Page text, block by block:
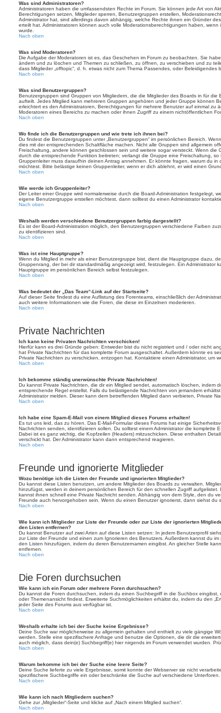
Was sind Administratoren?
Administratoren haben die umfassendsten Rechte im Forum. Sie können jede Art von
Berechtigungen setzen, Mitglieder sperren, Benutzergruppen erstellen,
Administrator hat, sind allerdings davon abhängig, welche Rechte ihnen ein Gründer
erteilt hat. Administratoren können auch volle Moderationsberechtigungen haben,
wurde.
Nach oben
Was sind Moderatoren?
Die Aufgabe der Moderatoren ist es, das Geschehen im Forum zu beobachten. Sie
ändern und zu löschen und Themen zu schließen, zu öffnen, zu verschieben und zu
dass Mitglieder „offtopic“, d. h. etwas nicht zum Thema Passendes, oder Beleidigendes
Nach oben
Was sind Benutzergruppen?
Benutzergruppen sind Gruppen von Mitgliedern, die die Mitglieder des Boards in für die
aufteilt. Jedes Mitglied kann mehreren Gruppen angehören und jeder Gruppe können
erleichtert es den Administratoren, Berechtigungen für mehrere Benutzer auf einmal zu
Moderatoren eines Bereichs zu machen oder ihnen Zugriff zu einem nichtöffentlichen
Nach oben
Wo finde ich die Benutzergruppen und wie trete ich ihnen bei?
Du findest die Benutzergruppen unter „Benutzergruppen“ im persönlichen Bereich.
dies mit der entsprechenden Schaltfläche machen. Nicht alle Gruppen sind allgemein
Freischaltung, andere können geschlossen sein und weitere sogar versteckt. Wenn die
durch die entsprechende Funktion beitreten; verlangt die Gruppe eine Freischaltung,
Gruppenleiter muss daraufhin deinen Antrag annehmen. Er könnte fragen, warum du in
möchtest. Bitte belästige keinen Gruppenleiter, wenn er dich ablehnt, er wird einen
Nach oben
Wie werde ich Gruppenleiter?
Der Leiter einer Gruppe wird normalerweise durch die Board-Administration festgelegt,
eigene Benutzergruppe erstellen möchtest, dann solltest du einen Administrator
Nach oben
Weshalb werden verschiedene Benutzergruppen farbig dargestellt?
Es ist der Board-Administration möglich, den Benutzergruppen verschiedene Farben
zu identifizieren sind.
Nach oben
Was ist eine Hauptgruppe?
Wenn du Mitglied in mehr als einer Benutzergruppe bist, dient die Hauptgruppe dazu,
Gruppenrang, der bei dir standardmäßig angezeigt wird, festzulegen. Ein Administrator
Hauptgruppe im persönlichen Bereich selbst festzulegen.
Nach oben
Was bedeutet der „Das Team“-Link auf der Startseite?
Auf dieser Seite findest du eine Auflistung des Forenteams, einschließlich der
auch weitere Informationen wie die Foren, die diese im Einzelnen moderieren.
Nach oben
Private Nachrichten
Ich kann keine Privaten Nachrichten verschicken!
Hierfür kann es drei Gründe geben: Entweder bist du nicht registriert und / oder nicht
hat Private Nachrichten für das komplette Forum ausgeschaltet. Außerdem könnte es
Private Nachrichten zu verschicken, entzogen hat. Kontaktiere einen Administrator, um
Nach oben
Ich bekomme ständig unerwünschte Private Nachrichten!
Du kannst Private Nachrichten, die dir ein Mitglied sendet, automatisch löschen, indem
entsprechende Regel erstellst. Falls du belästigende Nachrichten von jemandem
Administrator melden. Dieser kann dem betreffenden Mitglied dann verbieten, Private
Nach oben
Ich habe eine Spam-E-Mail von einem Mitglied dieses Forums erhalten!
Es tut uns leid, das zu hören. Das E-Mail-Formular dieses Forums hat einige
Nachrichten senden, identifizieren sollen. Du solltest einem Administrator die komplette
Dabei ist es ganz wichtig, die Kopfzeilen (Headers) mitzuschicken. Diese enthalten
verschickt hat. Der Administrator kann dann entsprechend reagieren.
Nach oben
Freunde und ignorierte Mitglieder
Wozu benötige ich die Listen der Freunde und ignorierten Mitglieder?
Du kannst diese Listen benutzen, um andere Mitglieder des Boards zu verwalten.
hinzufügst, werden in deinem persönlichen Bereich für den schnellen Zugriff
kannst ihnen schnell eine Private Nachricht senden. Abhängig von dem Style, den du
Freunde auch hervorgehoben sein. Wenn du einen Benutzer ignorierst, dann siehst du
Nach oben
Wie kann ich Mitglieder zur Liste der Freunde oder zur Liste der ignorierten
den Listen entfernen?
Du kannst Benutzer auf zwei Arten auf diese Listen setzen: In jedem Benutzerprofil
zur Liste der Freunde und einen zum Ignorieren des Benutzers. Außerdem kannst du
den Listen hinzufügen, indem du deren Benutzernamen eingibst. An gleicher Stelle
entfernen.
Nach oben
Die Foren durchsuchen
Wie kann ich ein Forum oder mehrere Foren durchsuchen?
Du kannst die Foren durchsuchen, indem du einen Suchbegriff in die Suchbox eingibst,
oder Themenansicht findest. Erweiterte Suchmöglichkeiten erhältst du, indem du den
jeder Seite des Forums aus verfügbar ist.
Nach oben
Weshalb erhalte ich bei der Suche keine Ergebnisse?
Deine Suche war möglicherweise zu allgemein gehalten und enthielt zu viele gängige
werden. Stelle eine spezifischere Anfrage und benutze die Optionen, die dir die
auch möglich, dass dein(e) Suchbegriff(e) hier nirgends im Forum verwendet wurden.
Nach oben
Warum bekomme ich bei der Suche eine leere Seite?
Deine Suche lieferte zu viele Ergebnisse, somit konnte der Webserver sie nicht
spezifischere Suchbegriffe ein oder beschränke die Suche auf verschiedene Unterforen.
Nach oben
Wie kann ich nach Mitgliedern suchen?
Gehe zur „Mitglieder“-Seite und klicke auf „Nach einem Mitglied suchen“.
Nach oben